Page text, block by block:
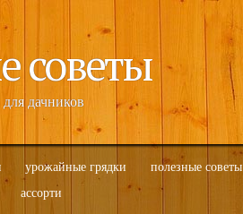
советы
дачников
урожайные грядки полезные советы
ассорти